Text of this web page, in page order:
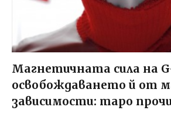
Магнетичната сила на
освобождаването й от
зависимости: таро